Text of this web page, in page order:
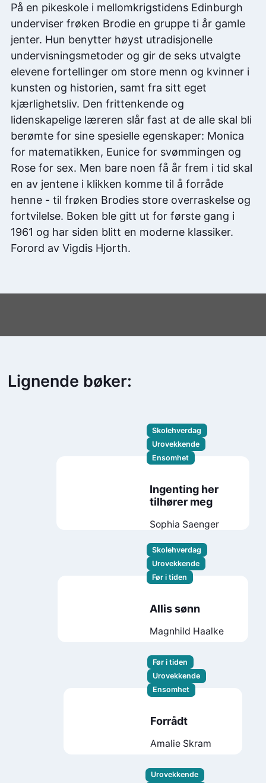
På en pikeskole i mellomkrigstidens Edinburgh
underviser frøken Brodie en gruppe ti år gamle
jenter. Hun benytter høyst utradisjonelle
undervisningsmetoder og gir de seks utvalgte
elevene fortellinger om store menn og kvinner i
kunsten og historien, samt fra sitt eget
kjærlighetsliv. Den frittenkende og
lidenskapelige læreren slår fast at de alle skal bli
berømte for sine spesielle egenskaper: Monica
for matematikken, Eunice for svømmingen og
Rose for sex. Men bare noen få år frem i tid skal
en av jentene i klikken komme til å forråde
henne - til frøken Brodies store overraskelse og
fortvilelse. Boken ble gitt ut for første gang i
1961 og har siden blitt en moderne klassiker.
Forord av Vigdis Hjorth.
Lignende bøker:
Skolehverdag
Urovekkende
Ensomhet
Ingenting her
tilhører meg
Sophia Saenger
Skolehverdag
Urovekkende
Før i tiden
Allis sønn
Magnhild Haalke
Før i tiden
Urovekkende
Ensomhet
Forrådt
Amalie Skram
Urovekkende